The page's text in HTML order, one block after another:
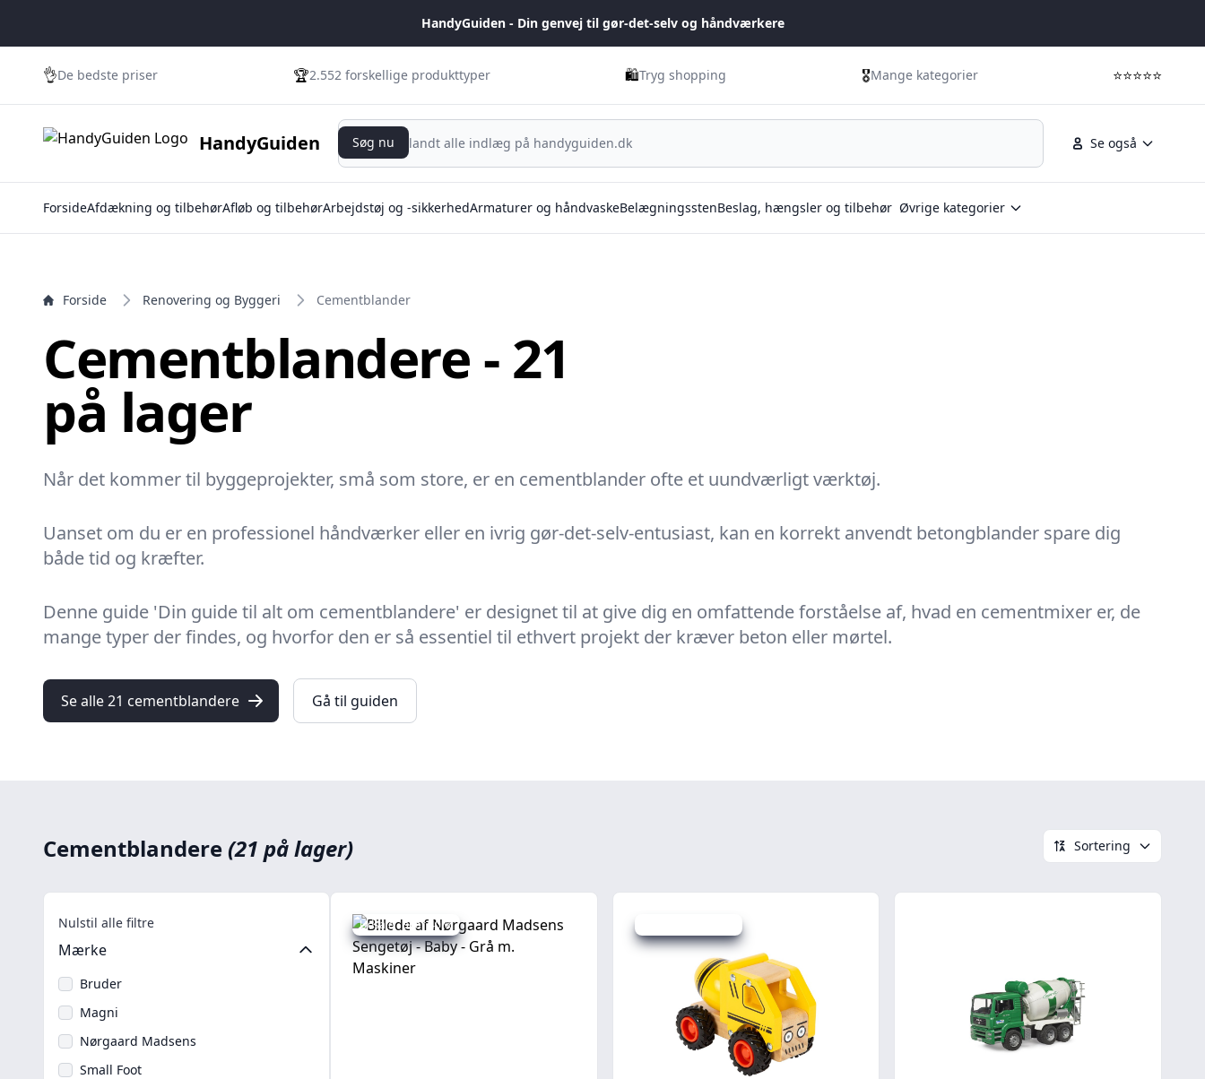
HandyGuiden - Din genvej til gør-det-selv og håndværkere
👌De bedste priser 🏆2.552 forskellige produkttyper 🛍️Tryg shopping 🎖️Mange kategorier ⭐⭐⭐⭐⭐
HandyGuiden Se også
Søg nu
Søg nu
ForsideAfdækning og tilbehørAfløb og tilbehørArbejdstøj og -sikkerhedArmaturer og håndvaskeBelægningsstenBeslag, hængsler og tilbehør Øvrige kategorier
Forside Renovering og Byggeri Cementblander
Cementblandere - 21
på lager
Når det kommer til byggeprojekter, små som store, er en cementblander ofte et uundværligt værktøj.
Uanset om du er en professionel håndværker eller en ivrig gør-det-selv-entusiast, kan en korrekt anvendt betongblander spare dig
både tid og kræfter.
Denne guide 'Din guide til alt om cementblandere' er designet til at give dig en omfattende forståelse af, hvad en cementmixer er, de
mange typer der findes, og hvorfor den er så essentiel til ethvert projekt der kræver beton eller mørtel.
Se alle 21 cementblandere Gå til guiden
Cementblandere(21 på lager) Sortering
Nulstil alle filtre
Mærke
Bruder
Magni
Nørgaard Madsens
Small Foot
Udsalg - spar 40 %